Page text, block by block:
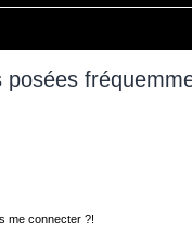
posées
me connecter ?!